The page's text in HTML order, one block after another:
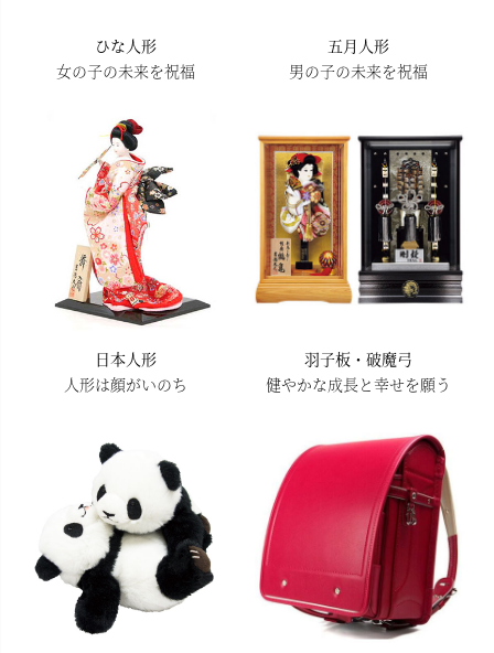
ひな人形
女の子の未来を祝福
五月人形
男の子の未来を祝福
日本人形
人形は顔がいのち
羽子板・破魔弓
健やかな成長と幸せを願う